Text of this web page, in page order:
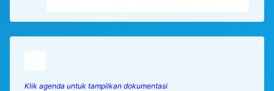
Klik agenda untuk tampilkan dokumentasi